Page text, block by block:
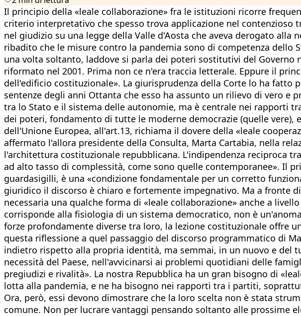
Il principio della «leale collaborazione» fra le istituzioni ricorre
criterio interpretativo che spesso trova applicazione nel
nel giudizio su una legge della Valle d'Aosta che aveva derogato
ribadito che le misure contro la pandemia sono di competenza dello
una volta soltanto, laddove si parla dei poteri sostitutivi del Governo
riformato nel 2001. Prima non ce n'era traccia letterale. Eppure il
dell'edificio costituzionale». La giurisprudenza della Corte lo ha
sentenze degli anni Ottanta che esso ha assunto un rilievo di vero
tra lo Stato e il sistema delle autonomie, ma è centrale nei rapporti
dei poteri, fondamento di tutte le moderne democrazie (quelle
dell'Unione Europea, all'art.13, richiama il dovere della «leale
affermato l'allora presidente della Consulta, Marta Cartabia, nella
l'architettura costituzionale repubblicana. L'indipendenza reciproca
ad alto tasso di complessità, come sono quelle contemporanee». Il
guardasigilli, è una «condizione fondamentale per un corretto
giuridico il discorso è chiaro e fortemente impegnativo. Ma a fronte
necessaria una qualche forma di «leale collaborazione» anche a
corrisponde alla fisiologia di un sistema democratico, non è
forze profondamente diverse tra loro, la lezione costituzionale offre
questa riflessione a quel passaggio del discorso programmatico di
indietro rispetto alla propria identità, ma semmai, in un nuovo e del
necessità del Paese, nell'avvicinarsi ai problemi quotidiani delle
pregiudizi e rivalità». La nostra Repubblica ha un gran bisogno di
lotta alla pandemia, e ne ha bisogno nei rapporti tra i partiti,
Ora, però, essi devono dimostrare che la loro scelta non è stata
comune. Non per lucrare vantaggi pensando soltanto alle prossime